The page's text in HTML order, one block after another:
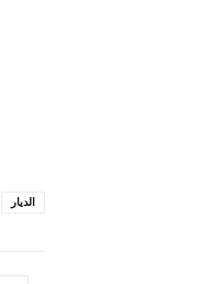
الديار